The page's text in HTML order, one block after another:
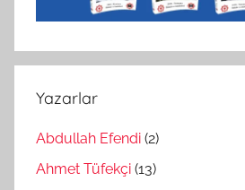
Yazarlar
Abdullah Efendi (2)
Ahmet Tüfekçi (13)